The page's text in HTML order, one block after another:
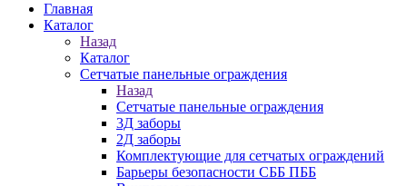
Главная
Каталог
Назад
Каталог
Сетчатые панельные ограждения
Назад
Сетчатые панельные ограждения
3Д заборы
2Д заборы
Комплектующие для сетчатых ограждений
Барьеры безопасности СББ ПББ